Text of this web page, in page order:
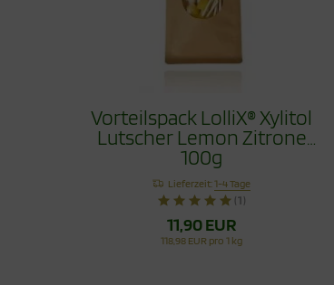
Vorteilspack LolliX® Xylitol
Lutscher Lemon Zitrone
100g
Lieferzeit:1-4 Tage
(1)
11,90 EUR
118,98 EUR pro 1 kg